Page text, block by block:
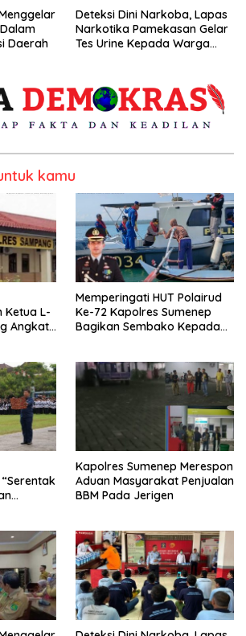
Daerah
Deteksi Dini Narkoba, Lapas
Narkotika Pamekasan Gelar
Tes Urine Kepada Warga
kamu
Ketua L-
Angkat
Memperingati HUT Polairud
Ke-72 Kapolres Sumenep
Bagikan Sembako Kepada
Kapolres Sumenep Merespon
Aduan Masyarakat Penjualan
BBM Pada Jerigen